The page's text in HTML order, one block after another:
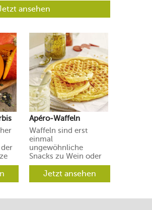
ansehen
in
Apéro-Waffeln
Waffeln sind erst
einmal
ungewöhnliche
Snacks zu Wein oder
Prosecco. Ihre Gäste
werden aber
begeistert sein.
Jetzt ansehen